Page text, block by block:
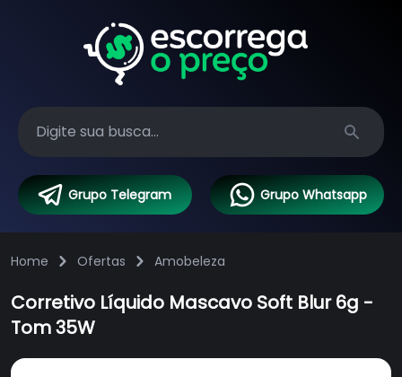
Search
Grupo Telegram Grupo Whatsapp
Home Ofertas Amobeleza
Corretivo Líquido Mascavo Soft Blur 6g -
Tom 35W